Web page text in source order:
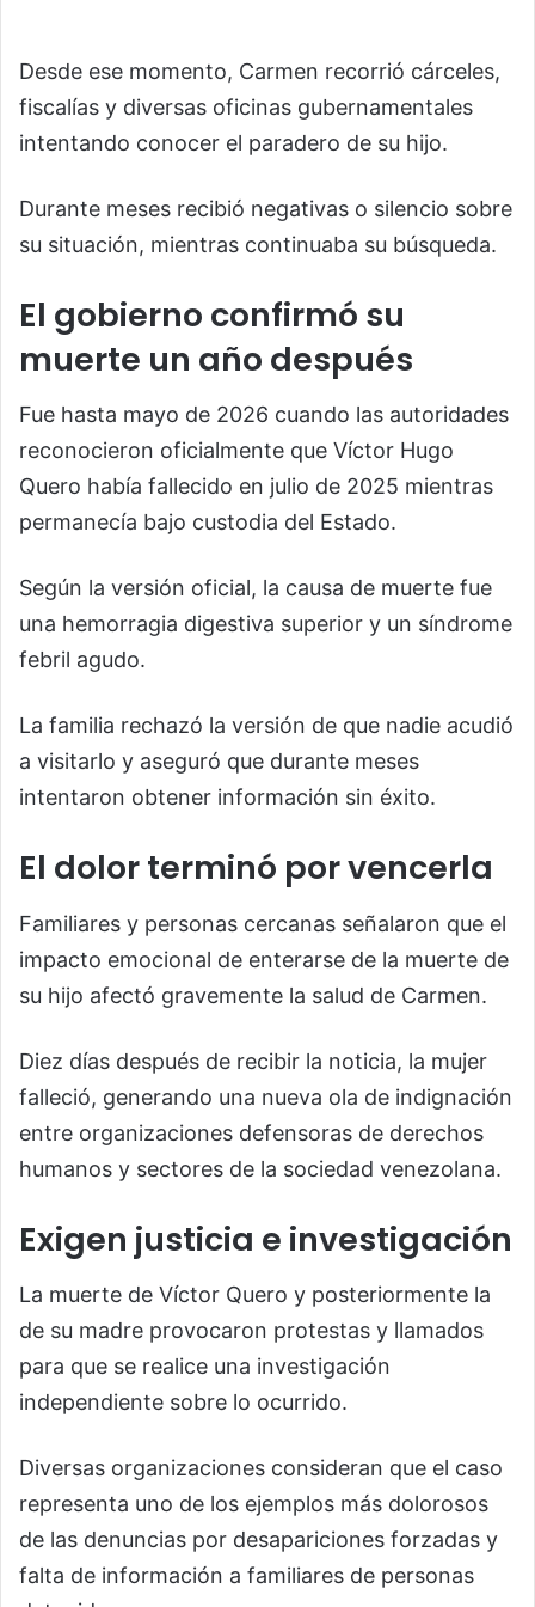
Desde ese momento, Carmen recorrió cárceles,
fiscalías y diversas oficinas gubernamentales
intentando conocer el paradero de su hijo.
Durante meses recibió negativas o silencio sobre
su situación, mientras continuaba su búsqueda.
El gobierno confirmó su
muerte un año después
Fue hasta mayo de 2026 cuando las autoridades
reconocieron oficialmente que Víctor Hugo
Quero había fallecido en julio de 2025 mientras
permanecía bajo custodia del Estado.
Según la versión oficial, la causa de muerte fue
una hemorragia digestiva superior y un síndrome
febril agudo.
La familia rechazó la versión de que nadie acudió
a visitarlo y aseguró que durante meses
intentaron obtener información sin éxito.
El dolor terminó por vencerla
Familiares y personas cercanas señalaron que el
impacto emocional de enterarse de la muerte de
su hijo afectó gravemente la salud de Carmen.
Diez días después de recibir la noticia, la mujer
falleció, generando una nueva ola de indignación
entre organizaciones defensoras de derechos
humanos y sectores de la sociedad venezolana.
Exigen justicia e investigación
La muerte de Víctor Quero y posteriormente la
de su madre provocaron protestas y llamados
para que se realice una investigación
independiente sobre lo ocurrido.
Diversas organizaciones consideran que el caso
representa uno de los ejemplos más dolorosos
de las denuncias por desapariciones forzadas y
falta de información a familiares de personas